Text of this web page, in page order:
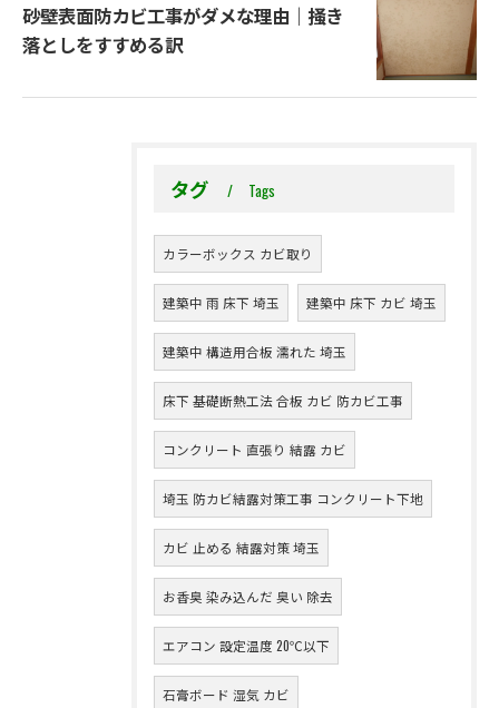
砂壁表面防カビ工事がダメな理由｜掻き
落としをすすめる訳
タグ Tags
カラーボックス カビ取り
建築中 雨 床下 埼玉 建築中 床下 カビ 埼玉
建築中 構造用合板 濡れた 埼玉
床下 基礎断熱工法 合板 カビ 防カビ工事
コンクリート 直張り 結露 カビ
埼玉 防カビ結露対策工事 コンクリート下地
カビ 止める 結露対策 埼玉
お香臭 染み込んだ 臭い 除去
エアコン 設定温度 20℃以下
石膏ボード 湿気 カビ